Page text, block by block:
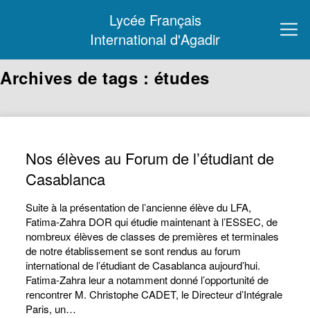
Lycée Français
International d'Agadir
Archives de tags : études
Nos élèves au Forum de l’étudiant de
Casablanca
Suite à la présentation de l’ancienne élève du LFA,
Fatima-Zahra DOR qui étudie maintenant à l’ESSEC, de
nombreux élèves de classes de premières et terminales
de notre établissement se sont rendus au forum
international de l’étudiant de Casablanca aujourd’hui.
Fatima-Zahra leur a notamment donné l’opportunité de
rencontrer M. Christophe CADET, le Directeur d’Intégrale
Paris, un…